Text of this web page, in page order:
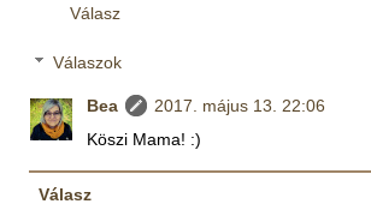
Válasz
Válaszok
Bea
2017. május 13. 22:06
Köszi Mama! :)
Válasz